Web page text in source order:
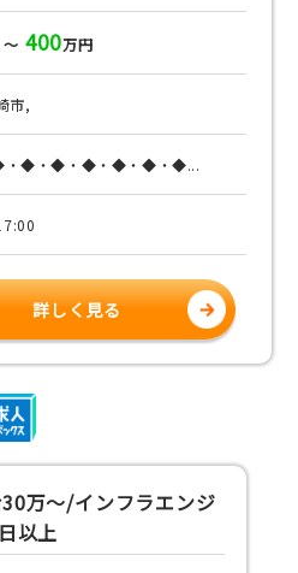
400万円
市,
◆・◆・◆・◆・◆・◆...
詳しく見る
万～/インフラエンジ
以上